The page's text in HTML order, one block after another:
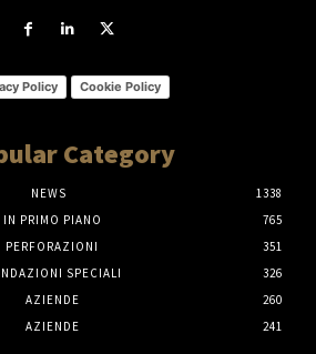
Policy Cookie Policy
Category
NEWS
1338
IN PRIMO PIANO
765
PERFORAZIONI
351
SPECIALI
326
AZIENDE
260
AZIENDE
241